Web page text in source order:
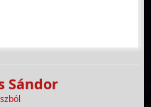
Sándor